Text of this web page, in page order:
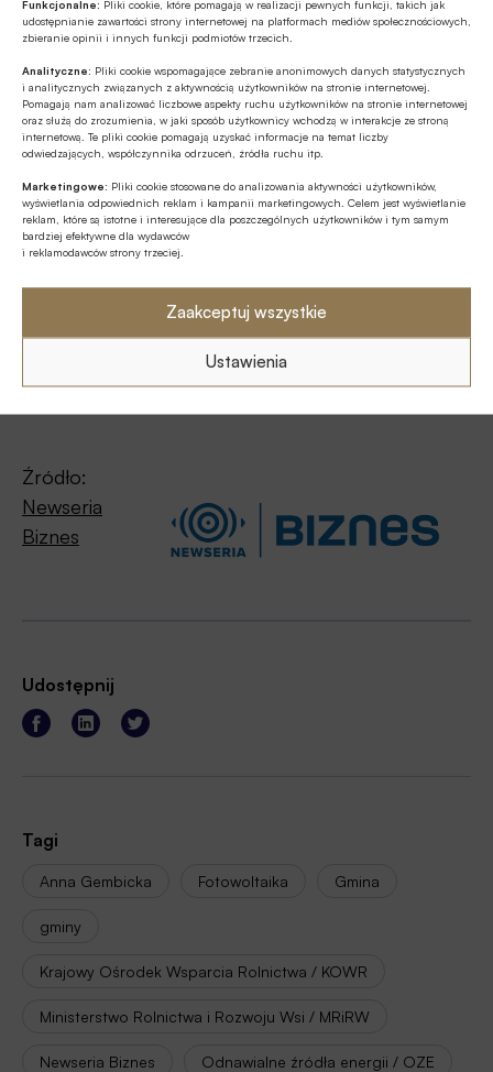
Funkcjonalne: Pliki cookie, które pomagają w realizacji pewnych funkcji, takich jak
udostępnianie zawartości strony internetowej na platformach mediów społecznościowych,
zbieranie opinii i innych funkcji podmiotów trzecich.
Analityczne: Pliki cookie wspomagające zebranie anonimowych danych statystycznych
i analitycznych związanych z aktywnością użytkowników na stronie internetowej.
Pomagają nam analizować liczbowe aspekty ruchu użytkowników na stronie internetowej
oraz służą do zrozumienia, w jaki sposób użytkownicy wchodzą w interakcje ze stroną
internetową. Te pliki cookie pomagają uzyskać informacje na temat liczby
odwiedzających, współczynnika odrzuceń, źródła ruchu itp.
Marketingowe: Pliki cookie stosowane do analizowania aktywności użytkowników,
wyświetlania odpowiednich reklam i kampanii marketingowych. Celem jest wyświetlanie
reklam, które są istotne i interesujące dla poszczególnych użytkowników i tym samym
bardziej efektywne dla wydawców
i reklamodawców strony trzeciej.
Zaakceptuj wszystkie
Ustawienia
obszarów wiejskich poprzez odnawialne źródła
spółdzielni energetycznych oczywiście dalej trwa w
najlepsze. Mamy nadzieję, że ten potencjał
energetyki rozporoszonej na terenach wiejskich
Źródło:
Newseria
Biznes
Udostępnij
Tagi
Anna Gembicka Fotowoltaika Gmina
gminy
Krajowy Ośrodek Wsparcia Rolnictwa / KOWR
Ministerstwo Rolnictwa i Rozwoju Wsi / MRiRW
Newseria Biznes Odnawialne źródła energii / OZE